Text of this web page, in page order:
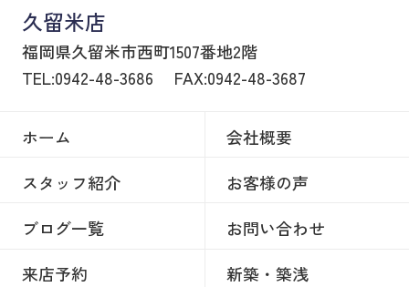
久留米店
福岡県久留米市西町1507番地2階
TEL:0942-48-3686
FAX:0942-48-3687
ホーム
会社概要
スタッフ紹介
お客様の声
ブログ一覧
お問い合わせ
来店予約
新築・築浅